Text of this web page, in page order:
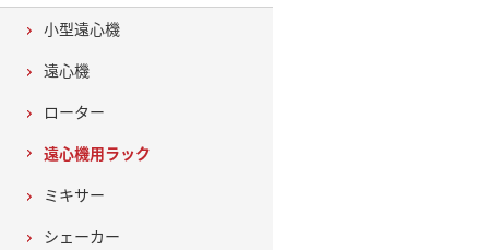
小型遠心機
遠心機
ローター
遠心機用ラック
ミキサー
シェーカー